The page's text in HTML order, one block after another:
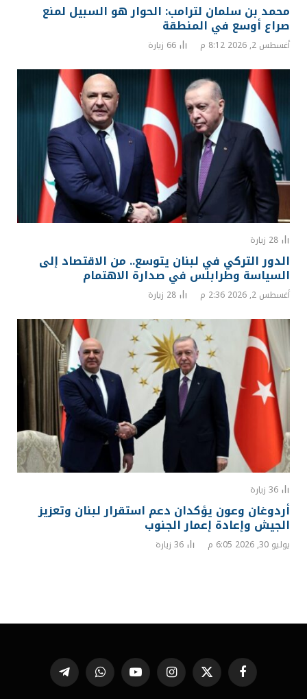
محمد بن سلمان لترامب: الحوار هو السبيل لمنع
صراع أوسع في المنطقة
أغسطس 2, 2026 8:12 م 66 زيارة
28 زيارة
الدور التركي في لبنان يتوسع.. من الاقتصاد إلى
السياسة وطرابلس في صدارة الاهتمام
أغسطس 2, 2026 2:36 م 28 زيارة
36 زيارة
أردوغان وعون يؤكدان دعم استقرار لبنان وتعزيز
الجيش وإعادة إعمار الجنوب
يوليو 30, 2026 6:05 م 36 زيارة
فيسبوك X
(Twitter)
الانستغراميوتيوب واتساب تيلقرام